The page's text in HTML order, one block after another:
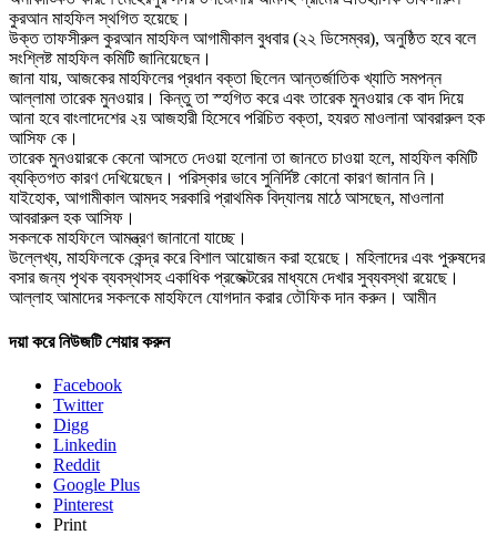
কুরআন মাহফিল স্থগিত হয়েছে।
উক্ত তাফসীরুল কুরআন মাহফিল আগামীকাল বুধবার (২২ ডিসেম্বর), অনুষ্ঠিত হবে বলে
সংশ্লিষ্ট মাহফিল কমিটি জানিয়েছেন।
জানা যায়, আজকের মাহফিলের প্রধান বক্তা ছিলেন আন্তর্জাতিক খ্যাতি সমপন্ন
আল্লামা তারেক মুনওয়ার। কিন্তু তা স্হগিত করে এবং তারেক মুনওয়ার কে বাদ দিয়ে
আনা হবে বাংলাদেশের ২য় আজহারী হিসেবে পরিচিত বক্তা, হযরত মাওলানা আবরারুল হক
আসিফ কে।
তারেক মুনওয়ারকে কেনো আসতে দেওয়া হলোনা তা জানতে চাওয়া হলে, মাহফিল কমিটি
ব্যক্তিগত কারণ দেখিয়েছেন। পরিস্কার ভাবে সুনির্দিষ্ট কোনো কারণ জানান নি।
যাইহোক, আগামীকাল আমদহ সরকারি প্রাথমিক বিদ্যালয় মাঠে আসছেন, মাওলানা
আবরারুল হক আসিফ।
সকলকে মাহফিলে আমন্ত্রণ জানানো যাচ্ছে।
উল্লেখ্য, মাহফিলকে কেন্দ্র করে বিশাল আয়োজন করা হয়েছে। মহিলাদের এবং পুরুষদের
বসার জন্য পৃথক ব্যবস্থাসহ একাধিক প্রজেক্টরের মাধ্যমে দেখার সুব্যবস্থা রয়েছে।
আল্লাহ আমাদের সকলকে মাহফিলে যোগদান করার তৌফিক দান করুন। আমীন
দয়া করে নিউজটি শেয়ার করুন
Facebook
Twitter
Digg
Linkedin
Reddit
Google Plus
Pinterest
Print